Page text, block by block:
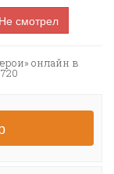
Не смотрел
онлайн в